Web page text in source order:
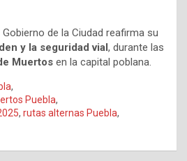
de la Ciudad reafirma su
y la seguridad vial, durante las
Muertos en la capital poblana.
,
Puebla,
, rutas alternas Puebla,